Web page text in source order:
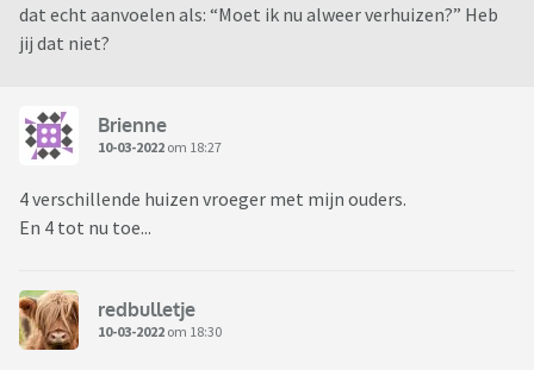
dat echt aanvoelen als: “Moet ik nu alweer verhuizen?” Heb
jij dat niet?
Brienne
10-03-2022 om 18:27
4 verschillende huizen vroeger met mijn ouders.
En 4 tot nu toe...
redbulletje
10-03-2022 om 18:30